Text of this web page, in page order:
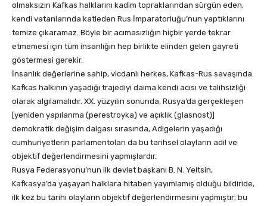
olmaksızın Kafkas halklarını kadim topraklarından sürgün eden,
kendi vatanlarında katleden Rus İmparatorluğu’nun yaptıklarını
temize çıkaramaz. Böyle bir acımasızlığın hiçbir yerde tekrar
etmemesi için tüm insanlığın hep birlikte elinden gelen gayreti
göstermesi gerekir.
İnsanlık değerlerine sahip, vicdanlı herkes, Kafkas-Rus savaşında
Kafkas halkının yaşadığı trajediyi daima kendi acısı ve talihsizliği
olarak algılamalıdır. XX. yüzyılın sonunda, Rusya’da gerçekleşen
[yeniden yapılanma (perestroyka) ve açıklık (glasnost)]
demokratik değişim dalgası sırasında, Adigelerin yaşadığı
cumhuriyetlerin parlamentoları da bu tarihsel olayların adil ve
objektif değerlendirmesini yapmışlardır.
Rusya Federasyonu’nun ilk devlet başkanı B. N. Yeltsin,
Kafkasya’da yaşayan halklara hitaben yayımlamış olduğu bildiride,
ilk kez bu tarihi olayların objektif değerlendirmesini yapmıştır; bu